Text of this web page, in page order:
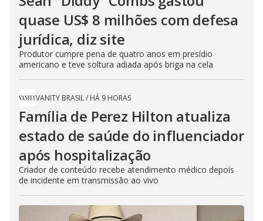
quase US$ 8 milhões com defesa
jurídica, diz site
Produtor cumpre pena de quatro anos em presídio
americano e teve soltura adiada após briga na cela
VANITY BRASIL/ HÁ 9 HORAS
Família de Perez Hilton atualiza
estado de saúde do influenciador
após hospitalização
Criador de conteúdo recebe atendimento médico depois
de incidente em transmissão ao vivo